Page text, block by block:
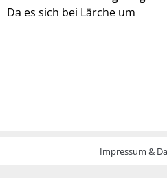
Da es sich bei Lärche um
Impressum &